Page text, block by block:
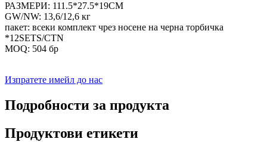
РАЗМЕРИ: 111.5*27.5*19CM
GW/NW: 13,6/12,6 кг
пакет: всеки комплект чрез носене на черна торбичка
*12SETS/CTN
MOQ: 504 бр
Изпратете имейл до нас
Подробности за продукта
Продуктови етикети